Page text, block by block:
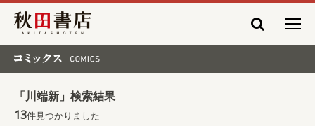
秋田書店
「川端新」検索結果
13件見つかりました